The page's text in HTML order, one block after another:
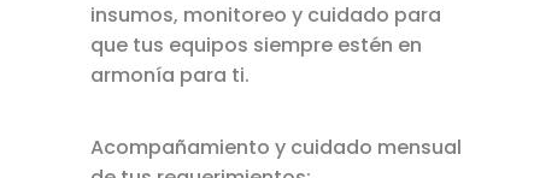
insumos, monitoreo y cuidado para
que tus equipos siempre estén en
armonía para ti.
Acompañamiento y cuidado mensual